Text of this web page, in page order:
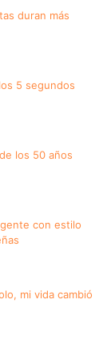
duran más
5 segundos
los 50 años
con estilo
mi vida cambió